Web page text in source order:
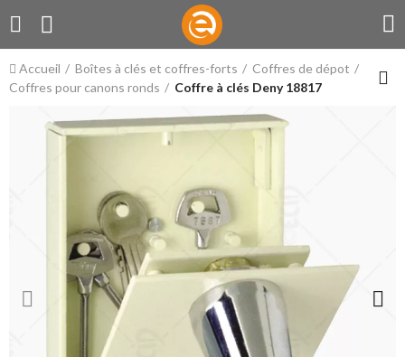
Accueil Boîtes à clés et coffres-forts
Coffres de dépot
Coffres pour canons ronds
Coffre à clés Deny 18817